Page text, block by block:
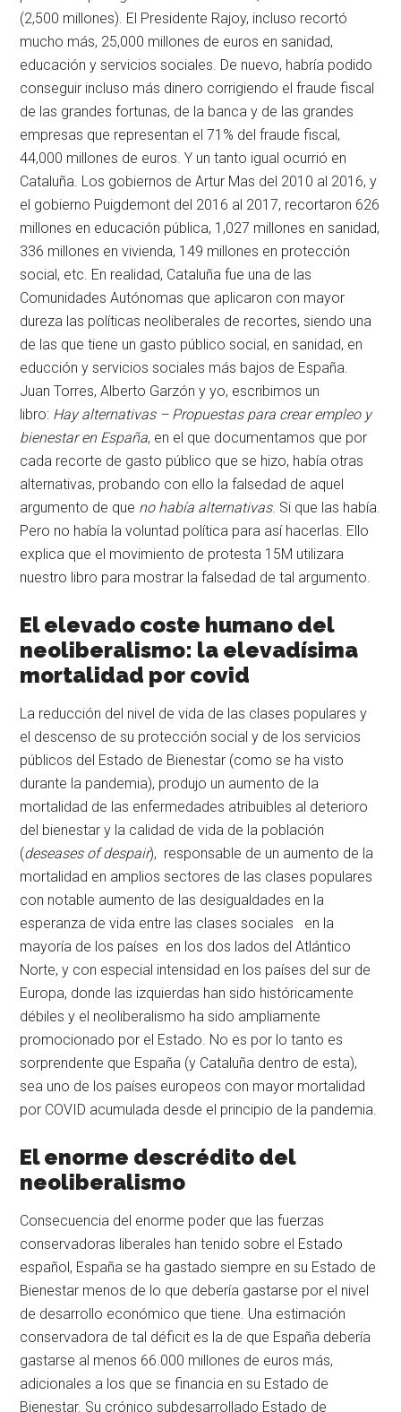
(2,500 millones). El Presidente Rajoy, incluso recortó
mucho más, 25,000 millones de euros en sanidad,
educación y servicios sociales. De nuevo, habría podido
conseguir incluso más dinero corrigiendo el fraude fiscal
de las grandes fortunas, de la banca y de las grandes
empresas que representan el 71% del fraude fiscal,
44,000 millones de euros. Y un tanto igual ocurrió en
Cataluña. Los gobiernos de Artur Mas del 2010 al 2016, y
el gobierno Puigdemont del 2016 al 2017, recortaron 626
millones en educación pública, 1,027 millones en sanidad,
336 millones en vivienda, 149 millones en protección
social, etc. En realidad, Cataluña fue una de las
Comunidades Autónomas que aplicaron con mayor
dureza las políticas neoliberales de recortes, siendo una
de las que tiene un gasto público social, en sanidad, en
educción y servicios sociales más bajos de España.
Juan Torres, Alberto Garzón y yo, escribimos un
libro: Hay alternativas – Propuestas para crear empleo y
bienestar en España, en el que documentamos que por
cada recorte de gasto público que se hizo, había otras
alternativas, probando con ello la falsedad de aquel
argumento de que no había alternativas. Si que las había.
Pero no había la voluntad política para así hacerlas. Ello
explica que el movimiento de protesta 15M utilizara
nuestro libro para mostrar la falsedad de tal argumento.
El elevado coste humano del
neoliberalismo: la elevadísima
mortalidad por covid
La reducción del nivel de vida de las clases populares y
el descenso de su protección social y de los servicios
públicos del Estado de Bienestar (como se ha visto
durante la pandemia), produjo un aumento de la
mortalidad de las enfermedades atribuibles al deterioro
del bienestar y la calidad de vida de la población
(deseases of despair), responsable de un aumento de la
mortalidad en amplios sectores de las clases populares
con notable aumento de las desigualdades en la
esperanza de vida entre las clases sociales en la
mayoría de los países en los dos lados del Atlántico
Norte, y con especial intensidad en los países del sur de
Europa, donde las izquierdas han sido históricamente
débiles y el neoliberalismo ha sido ampliamente
promocionado por el Estado. No es por lo tanto es
sorprendente que España (y Cataluña dentro de esta),
sea uno de los países europeos con mayor mortalidad
por COVID acumulada desde el principio de la pandemia.
El enorme descrédito del
neoliberalismo
Consecuencia del enorme poder que las fuerzas
conservadoras liberales han tenido sobre el Estado
español, España se ha gastado siempre en su Estado de
Bienestar menos de lo que debería gastarse por el nivel
de desarrollo económico que tiene. Una estimación
conservadora de tal déficit es la de que España debería
gastarse al menos 66.000 millones de euros más,
adicionales a los que se financia en su Estado de
Bienestar. Su crónico subdesarrollado Estado de